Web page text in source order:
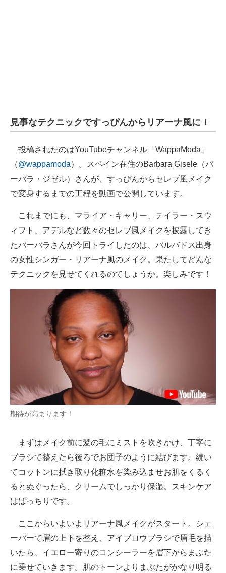
ちょっと気になるネットの話題
見事なテクニックですっぴんからリアーナ風に！
投稿されたのはYouTubeチャンネル「WappaModa」
（@wappamoda）。スペイン在住のBarbara Gisele（バ
ーバラ・ジゼル）さんが、すっぴんからセレブ風メイク
で変身するまでの工程を動画で公開しています。
これまでにも、マライア・キャリー、テイラー・スウ
ィフト、アデルなど数々のセレブ風メイクを披露してき
たバーバラさんが今回トライしたのは、バルバドス出身
の女性シンガー・リアーナ風のメイク。果たしてどんな
テクニックを見せてくれるのでしょうか。楽しみです！
期待が高まります！
まずはメイク前に髪の毛にミストを吹きかけ、丁寧に
ブラシで整えたら後ろでお団子のように結びます。続い
てコットンに拭き取り化粧水を染み込ませお肌をくるく
るとぬぐったら、クリームでしっかり保湿。スキンケア
はばっちりです。
ここからいよいよリアーナ風メイクがスタート。シェ
ーバーで眉の上下を整え、アイブロウブラシで眉毛を描
いたら、イエロー寄りのコンシーラーを眉下からまぶた
に乗せていきます。肌のトーンよりまぶたがかなり明る